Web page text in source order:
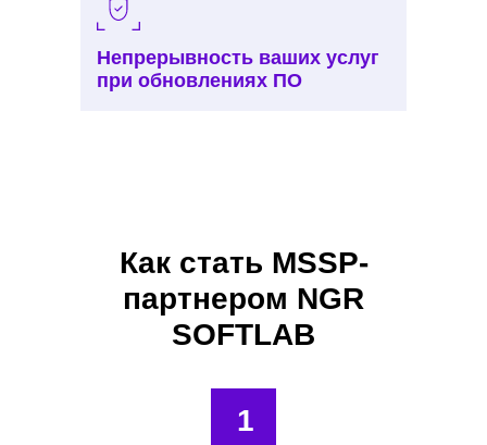
Непрерывность ваших услуг
при обновлениях ПО
Как стать MSSP-
партнером NGR
SOFTLAB
1